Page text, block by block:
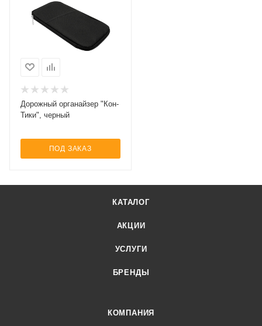
Дорожный органайзер "Кон-
Тики", черный
ПОД ЗАКАЗ
КАТАЛОГ
АКЦИИ
УСЛУГИ
БРЕНДЫ
КОМПАНИЯ